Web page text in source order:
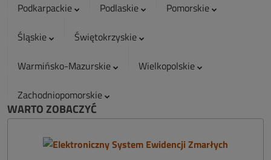
Podkarpackie
Podlaskie
Pomorskie
Śląskie
Świętokrzyskie
Warmińsko-Mazurskie
Wielkopolskie
Zachodniopomorskie
WARTO ZOBACZYĆ